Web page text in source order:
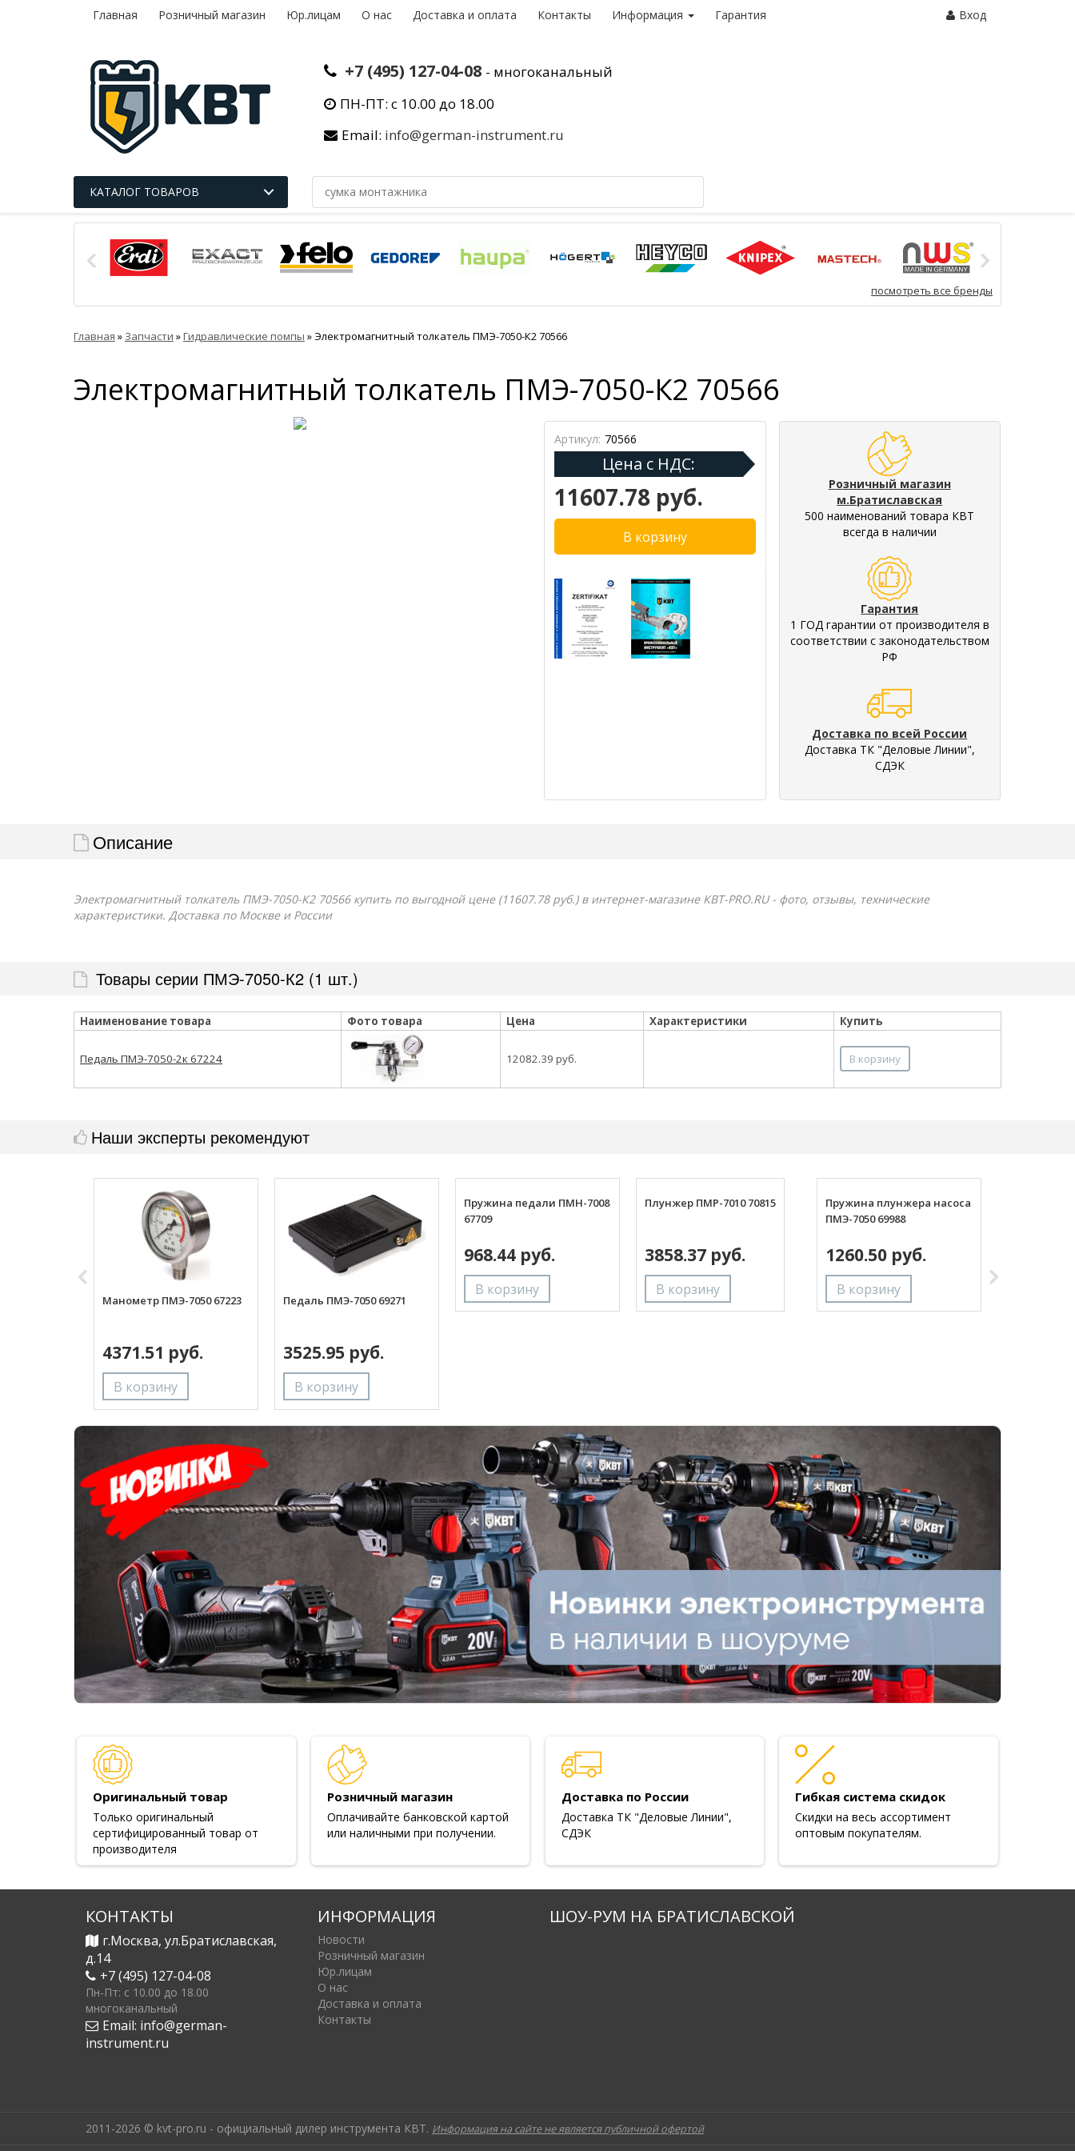
Главная Розничный магазин Юр.лицам О нас Доставка и оплата Контакты Информация Гарантия Вход
+7 (495) 127-04-08 - многоканальный
ПН-ПТ: с 10.00 до 18.00
Email: info@german-instrument.ru
КАТАЛОГ ТОВАРОВ
посмотреть все бренды
Главная » Запчасти »Гидравлические помпы » Электромагнитный толкатель ПМЭ-7050-К2 70566
Электромагнитный толкатель ПМЭ-7050-К2 70566
Артикул: 70566
Цена с НДС:
11607.78 руб.
Розничный магазин
м.Братиславская
500 наименований товара КВТ
всегда в наличии
Гарантия
1 ГОД гарантии от производителя в
соответствии с законодательством
РФ
Доставка по всей России
Доставка ТК "Деловые Линии",
СДЭК
Описание
Электромагнитный толкатель ПМЭ-7050-К2 70566 купить по выгодной цене (11607.78 руб.) в интернет-магазине КВТ-PRO.RU - фото, отзывы, технические
характеристики. Доставка по Москве и России
Товары серии ПМЭ-7050-К2 (1 шт.)
Наименование товара Фото товара Цена Характеристики Купить
Педаль ПМЭ-7050-2к 67224 12082.39 руб. В корзину
Наши эксперты рекомендуют
Манометр ПМЭ-7050 67223
4371.51 руб.
Педаль ПМЭ-7050 69271
3525.95 руб.
Пружина педали ПМН-7008
67709
968.44 руб.
Плунжер ПМР-7010 70815
3858.37 руб.
Пружина плунжера насоса
ПМЭ-7050 69988
1260.50 руб.
Оригинальный товар
Только оригинальный
сертифицированный товар от
производителя
Розничный магазин
Оплачивайте банковской картой
или наличными при получении.
Доставка по России
Доставка ТК "Деловые Линии",
СДЭК
Гибкая система скидок
Скидки на весь ассортимент
оптовым покупателям.
КОНТАКТЫ
г.Москва, ул.Братиславская,
д.14
+7 (495) 127-04-08
Пн-Пт: c 10.00 до 18.00
многоканальный
Email: info@german-
instrument.ru
ИНФОРМАЦИЯ
Новости
Розничный магазин
Юр.лицам
О нас
Доставка и оплата
Контакты
ШОУ-РУМ НА БРАТИСЛАВСКОЙ
2011-2026 © kvt-pro.ru - официальный дилер инструмента КВТ. Информация на сайте не является публичной офертой